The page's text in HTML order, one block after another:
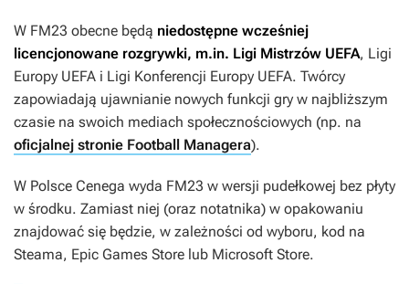
W FM23 obecne będą niedostępne wcześniej
licencjonowane rozgrywki, m.in. Ligi Mistrzów UEFA, Ligi
Europy UEFA i Ligi Konferencji Europy UEFA. Twórcy
zapowiadają ujawnianie nowych funkcji gry w najbliższym
czasie na swoich mediach społecznościowych (np. na
oficjalnej stronie Football Managera).
W Polsce Cenega wyda FM23 w wersji pudełkowej bez płyty
w środku. Zamiast niej (oraz notatnika) w opakowaniu
znajdować się będzie, w zależności od wyboru, kod na
Steama, Epic Games Store lub Microsoft Store.